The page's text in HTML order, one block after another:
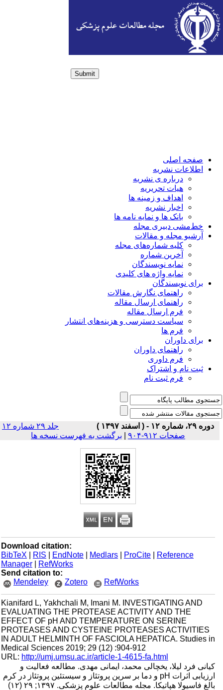
Submit
صفحه اصلی
اطلاعات نشریه
درباره ی نشریه
هیات تحریریه
اهداف و زمینه ها
اخبار نشریه
بانک ها و نمایه نامه ها
خط‌مشی دبیری مجله
آرشیو مجله و مقالات
کلیه شماره‌های مجله
آخرین شماره
نمایه نویسندگان
نمایه واژه های کلیدی
برای نویسندگان
راهنمای نگارش مقالات
راهنمای ارسال مقاله
فرم ارسال مقاله
سیاست دسترسی و هزینه‌های انتشار
فرم ها
برای داوران
راهنمای داوران
فرم داوری
ثبت نام و اشتراک
فرم ثبت نام
دوره ۲۹، شماره ۱۲ - ( اسفند ۱۳۹۷ )
جلد ۲۹ شماره ۱۲
صفحات ۹۱۲-۹۰۴
| برگشت به فهرست نسخه ها
Download citation:
BibTeX
| RIS |EndNote |Medlars |ProCite |Reference
Manager
|RefWorks
Send citation to:
Mendeley
Zotero RefWorks
Kianifard L, Yakhchali M, Imani M. INVESTIGATING AND
EVALUATING THE PROTEASE ACTIVITY AND THE
EFFECT OF pH AND TEMPERATURE ON SERINE
PROTEASES AND CYSTEINE PROTEASES ACTIVITIES
IN ADULT HELMINTH OF FASCIOLA HEPATICA. Studies in
Medical Sciences 2019; 29 (12) :904-912
URL:http://umj.umsu.ac.ir/article-1-4615-fa.html
کیانی فرد لیلا، یخچالی محمد، ایمانی مهدی. مطالعه فعالیت و
ارزیابی اثرات pH و دما بر سرین پروتئاز و سیستئین پروتئاز در کرم
بالغ فاسیولا هپاتیکا. مجله مطالعات علوم پزشکی. ۱۳۹۷; ۲۹ (۱۲)